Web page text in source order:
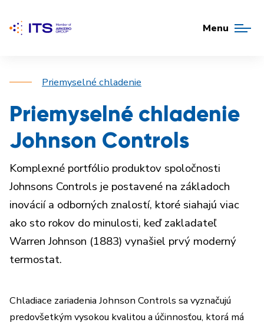
Menu
Priemyselné chladenie
Priemyselné chladenie
Johnson Controls
Komplexné portfólio produktov spoločnosti
Johnsons Controls je postavené na základoch
inovácií a odborných znalostí, ktoré siahajú viac
ako sto rokov do minulosti, keď zakladateľ
Warren Johnson (1883) vynašiel prvý moderný
termostat.
Chladiace zariadenia Johnson Controls sa vyznačujú
predovšetkým vysokou kvalitou a účinnosťou, ktorá má